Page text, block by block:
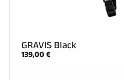
GRAVIS Black
139,00 €